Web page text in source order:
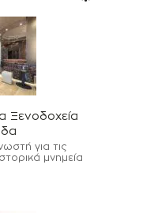
Ξενοδοχεία
για τις
μνημεία